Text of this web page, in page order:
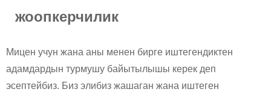
жоопкерчилик
Мицен учун жана аны менен бирге иштегендиктен
адамдардын турмушу байытылышы керек деп
эсептейбиз. Биз элибиз жашаган жана иштеген